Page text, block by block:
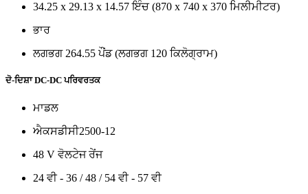
34.25 x 29.13 x 14.57 ਇੰਚ (870 x 740 x 370 ਮਿਲੀਮੀਟਰ)
ਭਾਰ
ਲਗਭਗ 264.55 ਪੌਂਡ (ਲਗਭਗ 120 ਕਿਲੋਗ੍ਰਾਮ)
ਦੋ-ਦਿਸ਼ਾ DC-DC ਪਰਿਵਰਤਕ
ਮਾਡਲ
ਐਕਸਡੀਸੀ2500-12
48 V ਵੋਲਟੇਜ ਰੇਂਜ
24 ਵੀ - 36 / 48 / 54 ਵੀ - 57 ਵੀ